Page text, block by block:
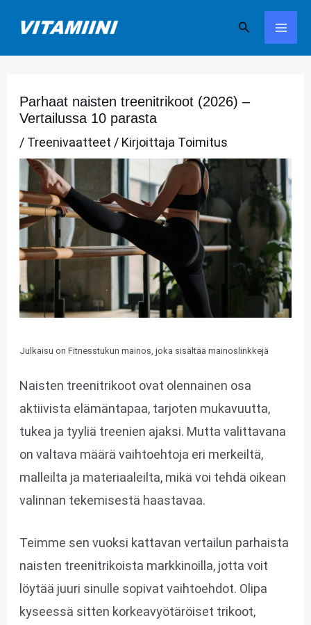
sisältöön
Hae
Parhaat naisten treenitrikoot (2026) –
Vertailussa 10 parasta
/ Treenivaatteet / Kirjoittaja Toimitus
Julkaisu on Fitnesstukun mainos, joka sisältää mainoslinkkejä
Naisten treenitrikoot ovat olennainen osa
aktiivista elämäntapaa, tarjoten mukavuutta,
tukea ja tyyliä treenien ajaksi. Mutta valittavana
on valtava määrä vaihtoehtoja eri merkeiltä,
malleilta ja materiaaleilta, mikä voi tehdä oikean
valinnan tekemisestä haastavaa.
Teimme sen vuoksi kattavan vertailun parhaista
naisten treenitrikoista markkinoilla, jotta voit
löytää juuri sinulle sopivat vaihtoehdot. Olipa
kyseessä sitten korkeavyötäröiset trikoot,